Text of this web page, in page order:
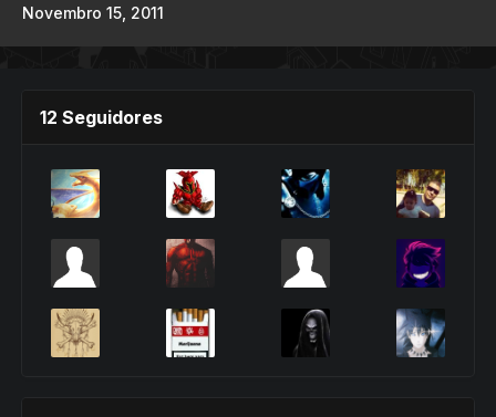
Novembro 15, 2011
12 Seguidores